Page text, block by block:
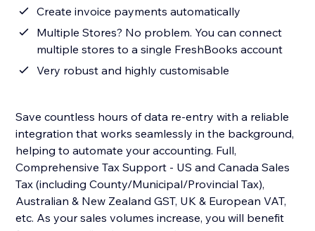
Create invoice payments automatically
Multiple Stores? No problem. You can connect
multiple stores to a single FreshBooks account
Very robust and highly customisable
Save countless hours of data re-entry with a reliable
integration that works seamlessly in the background,
helping to automate your accounting. Full,
Comprehensive Tax Support - US and Canada Sales
Tax (including County/Municipal/Provincial Tax),
Australian & New Zealand GST, UK & European VAT,
etc. As your sales volumes increase, you will benefit